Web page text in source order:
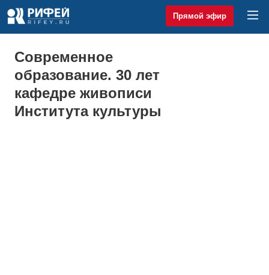
Прямой эфир
Современное
образование. 30 лет
кафедре живописи
Института культуры